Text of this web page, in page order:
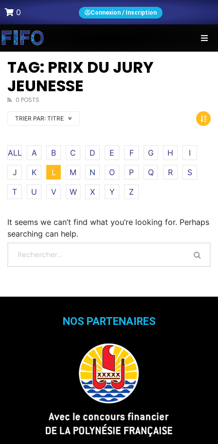
0 Connexion / Inscription
TAG: PRIX DU JURY
JEUNESSE
0 POSTS
TRIER PAR: TITRE
ALL A B C D E F G H
I
J
K L M N O P Q R
S
T
U V W X Y Z
It seems we can’t find what you’re looking for. Perhaps
searching can help.
NOS PARTENAIRES